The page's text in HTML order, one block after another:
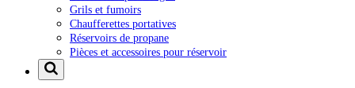
Grils et fumoirs
Chaufferettes portatives
Réservoirs de propane
Pièces et accessoires pour réservoir